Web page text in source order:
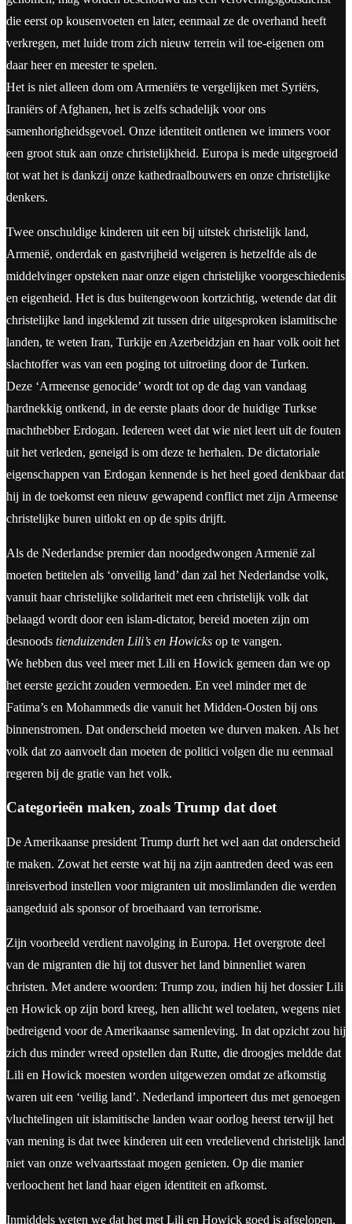
die eerst op kousenvoeten en later, eenmaal ze de overhand heeft
verkregen, met luide trom zich nieuw terrein wil toe-eigenen om
daar heer en meester te spelen.
Het is niet alleen dom om Armeniërs te vergelijken met Syriërs,
Iraniërs of Afghanen, het is zelfs schadelijk voor ons
samenhorigheidsgevoel. Onze identiteit ontlenen we immers voor
een groot stuk aan onze christelijkheid. Europa is mede uitgegroeid
tot wat het is dankzij onze kathedraalbouwers en onze christelijke
denkers.
Twee onschuldige kinderen uit een bij uitstek christelijk land,
Armenië, onderdak en gastvrijheid weigeren is hetzelfde als de
middelvinger opsteken naar onze eigen christelijke voorgeschiedenis
en eigenheid. Het is dus buitengewoon kortzichtig, wetende dat dit
christelijke land ingeklemd zit tussen drie uitgesproken islamitische
landen, te weten Iran, Turkije en Azerbeidzjan en haar volk ooit het
slachtoffer was van een poging tot uitroeiing door de Turken.
Deze ‘Armeense genocide’ wordt tot op de dag van vandaag
hardnekkig ontkend, in de eerste plaats door de huidige Turkse
machthebber Erdogan. Iedereen weet dat wie niet leert uit de fouten
uit het verleden, geneigd is om deze te herhalen. De dictatoriale
eigenschappen van Erdogan kennende is het heel goed denkbaar dat
hij in de toekomst een nieuw gewapend conflict met zijn Armeense
christelijke buren uitlokt en op de spits drijft.
Als de Nederlandse premier dan noodgedwongen Armenië zal
moeten betitelen als ‘onveilig land’ dan zal het Nederlandse volk,
vanuit haar christelijke solidariteit met een christelijk volk dat
belaagd wordt door een islam-dictator, bereid moeten zijn om
desnoods tienduizenden Lili’s en Howicks op te vangen.
We hebben dus veel meer met Lili en Howick gemeen dan we op
het eerste gezicht zouden vermoeden. En veel minder met de
Fatima’s en Mohammeds die vanuit het Midden-Oosten bij ons
binnenstromen. Dat onderscheid moeten we durven maken. Als het
volk dat zo aanvoelt dan moeten de politici volgen die nu eenmaal
regeren bij de gratie van het volk.
Categorieën maken, zoals Trump dat doet
De Amerikaanse president Trump durft het wel aan dat onderscheid
te maken. Zowat het eerste wat hij na zijn aantreden deed was een
inreisverbod instellen voor migranten uit moslimlanden die werden
aangeduid als sponsor of broeihaard van terrorisme.
Zijn voorbeeld verdient navolging in Europa. Het overgrote deel
van de migranten die hij tot dusver het land binnenliet waren
christen. Met andere woorden: Trump zou, indien hij het dossier Lili
en Howick op zijn bord kreeg, hen allicht wel toelaten, wegens niet
bedreigend voor de Amerikaanse samenleving. In dat opzicht zou hij
zich dus minder wreed opstellen dan Rutte, die droogjes meldde dat
Lili en Howick moesten worden uitgewezen omdat ze afkomstig
waren uit een ‘veilig land’. Nederland importeert dus met genoegen
vluchtelingen uit islamitische landen waar oorlog heerst terwijl het
van mening is dat twee kinderen uit een vredelievend christelijk land
niet van onze welvaartsstaat mogen genieten. Op die manier
verloochent het land haar eigen identiteit en afkomst.
Inmiddels weten we dat het met Lili en Howick goed is afgelopen.